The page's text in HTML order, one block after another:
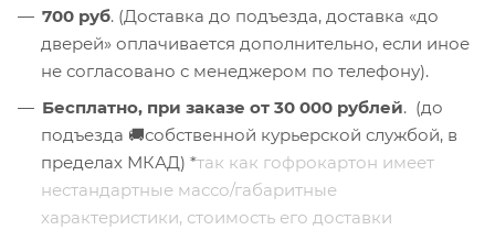
700 руб. (Доставка до подъезда, доставка «до
дверей» оплачивается дополнительно, если иное
не согласовано с менеджером по телефону).
Бесплатно, при заказе от 30 000 рублей. (до
подъезда 🚚собственной курьерской службой, в
пределах МКАД) *так как гофрокартон имеет
нестандартные массо/габаритные
характеристики, стоимость его доставки